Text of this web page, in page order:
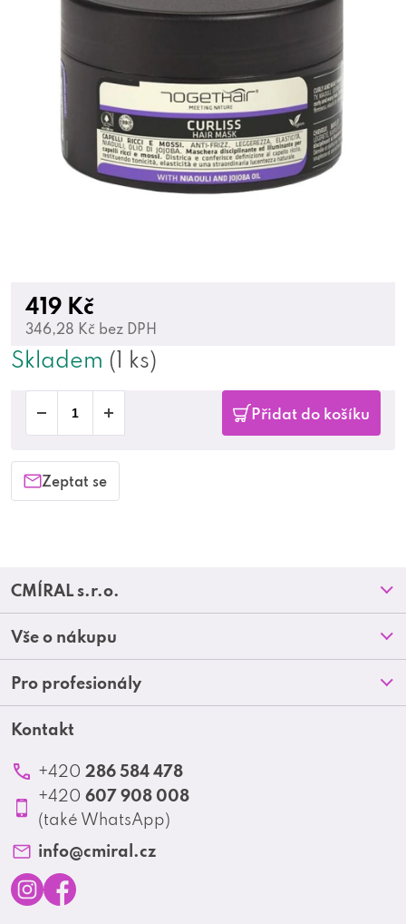
419 Kč
346,28 Kč bez DPH
Skladem (1 ks)
Přidat do košíku
Zeptat se
Z
á
p
a
CMÍRAL s.r.o.
Prodejny
O nás
Blog
Kontakt
Vše o nákupu
Doprava a platba
Obchodní podmínky
Reklamace a vrácení zboží
Ochrana osobních údajů
Pro profesionály
Akční letáky
Produktové katalogy
Profesionální spolupráce
Matrix Club
Kontakt
+420 286 584 478
+420 607 908 008
(také WhatsApp)
info@cmiral.cz